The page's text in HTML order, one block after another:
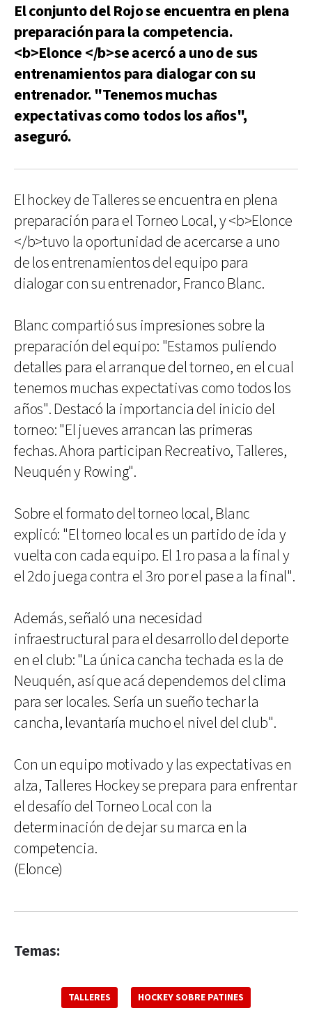
El conjunto del Rojo se encuentra en plena
preparación para la competencia.
<b>Elonce </b>se acercó a uno de sus
entrenamientos para dialogar con su
entrenador. "Tenemos muchas
expectativas como todos los años",
aseguró.
El hockey de Talleres se encuentra en plena
preparación para el Torneo Local, y <b>Elonce
</b>tuvo la oportunidad de acercarse a uno
de los entrenamientos del equipo para
dialogar con su entrenador, Franco Blanc.
Blanc compartió sus impresiones sobre la
preparación del equipo: "Estamos puliendo
detalles para el arranque del torneo, en el cual
tenemos muchas expectativas como todos los
años". Destacó la importancia del inicio del
torneo: "El jueves arrancan las primeras
fechas. Ahora participan Recreativo, Talleres,
Neuquén y Rowing".
Sobre el formato del torneo local, Blanc
explicó: "El torneo local es un partido de ida y
vuelta con cada equipo. El 1ro pasa a la final y
el 2do juega contra el 3ro por el pase a la final".
Además, señaló una necesidad
infraestructural para el desarrollo del deporte
en el club: "La única cancha techada es la de
Neuquén, así que acá dependemos del clima
para ser locales. Sería un sueño techar la
cancha, levantaría mucho el nivel del club".
Con un equipo motivado y las expectativas en
alza, Talleres Hockey se prepara para enfrentar
el desafío del Torneo Local con la
determinación de dejar su marca en la
competencia.
(Elonce)
Temas:
TALLERES HOCKEY SOBRE PATINES